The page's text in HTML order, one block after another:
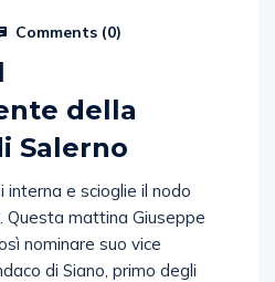
Comments (0)
della
Salerno
interna e scioglie il nodo
Questa mattina Giuseppe
nominare suo vice
di Siano, primo degli